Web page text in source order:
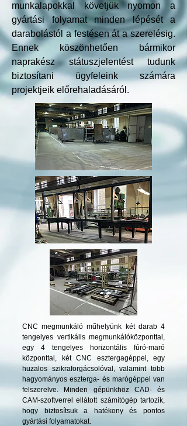
munkalapokkal követjük nyomon a
gyártási folyamat minden lépését a
darabolástól a festésen át a szerelésig.
Ennek köszönhetően bármikor
naprakész státuszjelentést tudunk
biztosítani ügyfeleink számára
projektjeik előrehaladásáról.
CNC megmunkáló műhelyünk két darab 4
tengelyes vertikális megmunkálóközponttal,
egy 4 tengelyes horizontális fúró-maró
központtal, két CNC esztergagéppel, egy
huzalos szikraforgácsolóval, valamint több
hagyományos eszterga- és marógéppel van
felszerelve. Minden gépünkhöz CAD- és
CAM-szoftverrel ellátott számítógép tartozik,
hogy biztosítsuk a hatékony és pontos
gyártási folyamatokat.